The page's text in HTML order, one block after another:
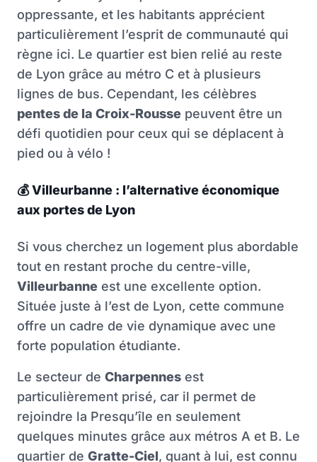
oppressante, et les habitants apprécient
particulièrement l’esprit de communauté qui
règne ici. Le quartier est bien relié au reste
de Lyon grâce au métro C et à plusieurs
lignes de bus. Cependant, les célèbres
pentes de la Croix-Rousse peuvent être un
défi quotidien pour ceux qui se déplacent à
pied ou à vélo !
💰Villeurbanne : l’alternative économique
aux portes de Lyon
Si vous cherchez un logement plus abordable
tout en restant proche du centre-ville,
Villeurbanne est une excellente option.
Située juste à l’est de Lyon, cette commune
offre un cadre de vie dynamique avec une
forte population étudiante.
Le secteur de Charpennes est
particulièrement prisé, car il permet de
rejoindre la Presqu’île en seulement
quelques minutes grâce aux métros A et B. Le
quartier de Gratte-Ciel, quant à lui, est connu